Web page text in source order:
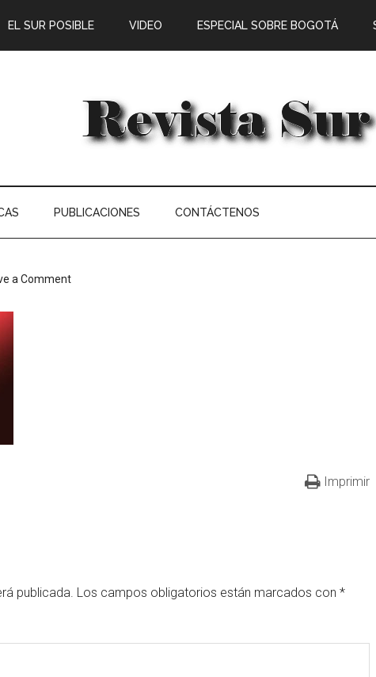
EL SUR POSIBLE VIDEO ESPECIAL SOBRE BOGOTÁ
PUBLICACIONES CONTÁCTENOS
a Comment
Imprimir
publicada. Los campos obligatorios están marcados con *